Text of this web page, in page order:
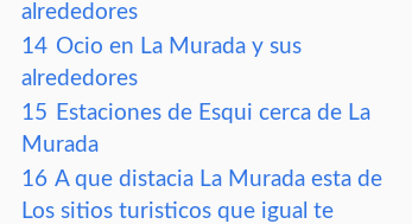
alrededores
14 Ocio en La Murada y sus
alrededores
15 Estaciones de Esqui cerca de La
Murada
16 A que distacia La Murada esta de
Los sitios turisticos que igual te